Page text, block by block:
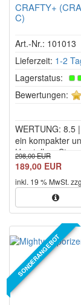
CRAFTY+
C)
Art.-Nr.: 101013
Lieferzeit: 1-2
Lagerstatus:
Bewertungen:
WERTUNG: 8.5
ein kompakter
Herstellers
CRAFTY+
298,00 EUR
189,00 EUR
inkl. 19 % MwSt.
SONDERANGEBOT